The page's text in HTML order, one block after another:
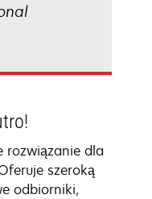
rozwiązanie dla
szeroką
odbiorniki,